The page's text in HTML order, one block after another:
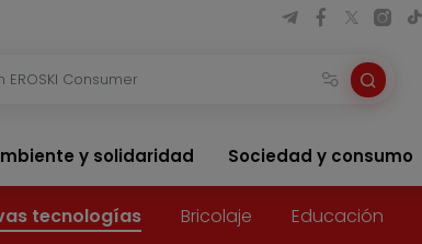
y solidaridad Sociedad y consumo
tecnologías Bricolaje Educación